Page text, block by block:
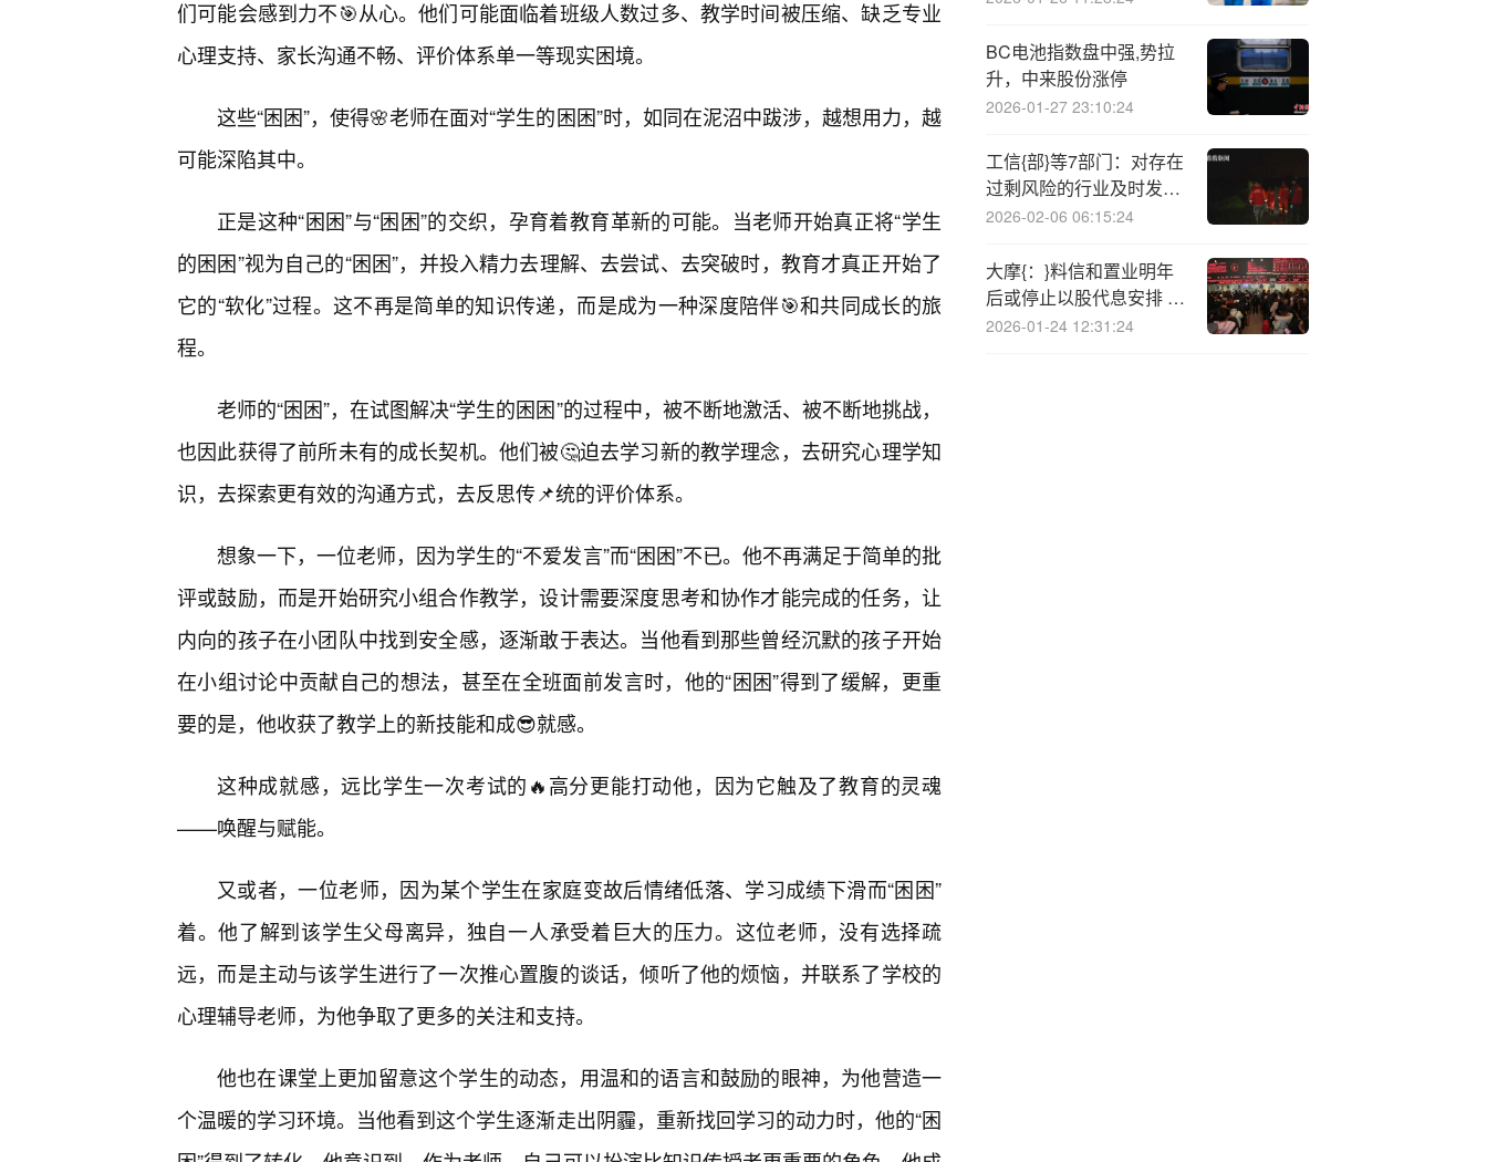
们可能会感到力不🎯从心。他们可能面临着班级人数过多、教学时间被压缩、缺乏专业
心理支持、家长沟通不畅、评价体系单一等现实困境。
这些“困困”，使得🌸老师在面对“学生的困困”时，如同在泥沼中跋涉，越想用力，越
可能深陷其中。
正是这种“困困”与“困困”的交织，孕育着教育革新的可能。当老师开始真正将“学生
的困困”视为自己的“困困”，并投入精力去理解、去尝试、去突破时，教育才真正开始了
它的“软化”过程。这不再是简单的知识传递，而是成为一种深度陪伴🎯和共同成长的旅
程。
老师的“困困”，在试图解决“学生的困困”的过程中，被不断地激活、被不断地挑战，
也因此获得了前所未有的成长契机。他们被🤔迫去学习新的教学理念，去研究心理学知
识，去探索更有效的沟通方式，去反思传📌统的评价体系。
想象一下，一位老师，因为学生的“不爱发言”而“困困”不已。他不再满足于简单的批
评或鼓励，而是开始研究小组合作教学，设计需要深度思考和协作才能完成的任务，让
内向的孩子在小团队中找到安全感，逐渐敢于表达。当他看到那些曾经沉默的孩子开始
在小组讨论中贡献自己的想法，甚至在全班面前发言时，他的“困困”得到了缓解，更重
要的是，他收获了教学上的新技能和成😎就感。
这种成就感，远比学生一次考试的🔥高分更能打动他，因为它触及了教育的灵魂
——唤醒与赋能。
又或者，一位老师，因为某个学生在家庭变故后情绪低落、学习成绩下滑而“困困”
着。他了解到该学生父母离异，独自一人承受着巨大的压力。这位老师，没有选择疏
远，而是主动与该学生进行了一次推心置腹的谈话，倾听了他的烦恼，并联系了学校的
心理辅导老师，为他争取了更多的关注和支持。
他也在课堂上更加留意这个学生的动态，用温和的语言和鼓励的眼神，为他营造一
个温暖的学习环境。当他看到这个学生逐渐走出阴霾，重新找回学习的动力时，他的“困
BC电池指数盘中强,势拉
升，中来股份涨停
2026-01-27 23:10:24
工信{部}等7部门：对存在
过剩风险的行业及时发布
预警信息
2026-02-06 06:15:24
大摩{：}料信和置业明年
后或停止以股代息安排 目
标价升至9.5港元
2026-01-24 12:31:24